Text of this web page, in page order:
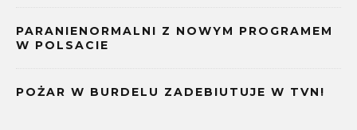
PARANIENORMALNI Z NOWYM PROGRAMEM
W POLSACIE
POŻAR W BURDELU ZADEBIUTUJE W TVN!